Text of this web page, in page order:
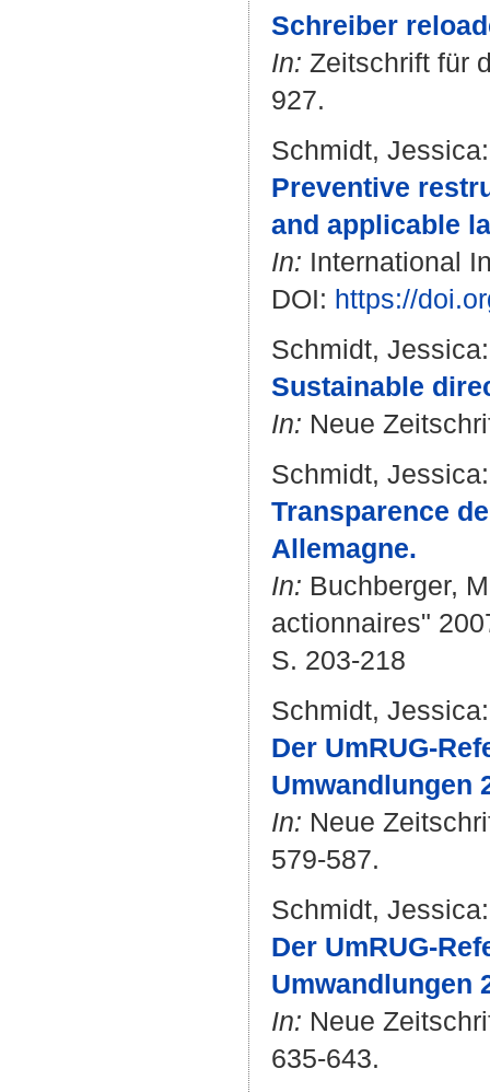
Schreiber
In: Zeitschrift für
927.
Schmidt, Jessica:
Preventive
and applicable
In: International
DOI: https://
Schmidt, Jessica:
Sustainable
In: Neue
Schmidt, Jessica:
Transparence
Allemagne.
In: Buchberger,
actionnaires"
S. 203-218
Schmidt, Jessica:
Der UmRUG-
Umwandlungen
In: Neue
579-587.
Schmidt, Jessica:
Der UmRUG-
Umwandlungen
In: Neue
635-643.